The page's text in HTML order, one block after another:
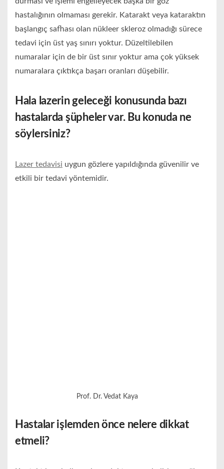
hastalığının olmaması gerekir. Katarakt veya kataraktın
başlangıç safhası olan nükleer skleroz olmadığı sürece
tedavi için üst yaş sınırı yoktur. Düzeltilebilen
numaralar için de bir üst sınır yoktur ama çok yüksek
numaralara çıktıkça başarı oranları düşebilir.
Hala lazerin geleceği konusunda bazı
hastalarda şüpheler var. Bu konuda ne
söylersiniz?
Lazer tedavisi uygun gözlere yapıldığında güvenilir ve
etkili bir tedavi yöntemidir.
Prof. Dr. Vedat Kaya
Hastalar işlemden önce nelere dikkat
etmeli?